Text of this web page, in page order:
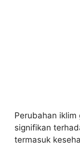
Perubahan
signifikan
termasuk